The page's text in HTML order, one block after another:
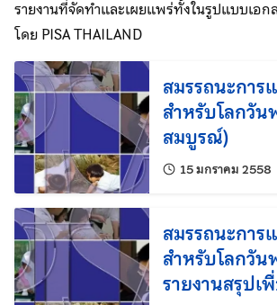
รายงานที่จัดทำและเผยแพร่ทั้งในรูปแบบเอ
โดย PISA THAILAND
สมรรถนะกา
สำหรับโลกวั
สมบูรณ์)
15 มกราคม 2558
สมรรถนะกา
สำหรับโลกวัน
รายงานสรุปเ